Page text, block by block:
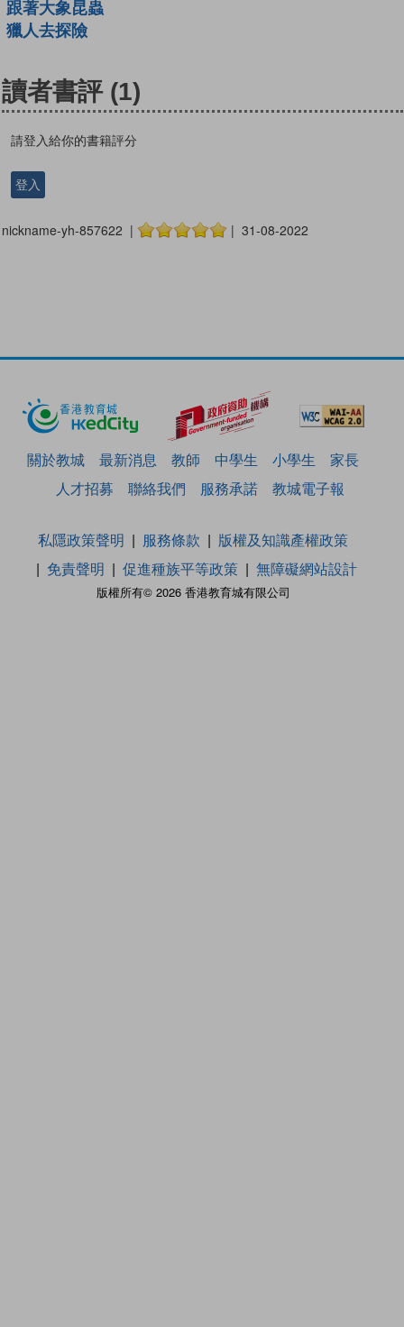
跟著大象昆蟲
獵人去探險
讀者書評 (1)
請登入給你的書籍評分
登入
nickname-yh-857622 | | 31-08-2022
關於教城 最新消息 教師 中學生 小學生
家長
人才招募
聯絡我們 服務承諾 教城電子報
版權所有© 2026 香港教育城有限公司
私隱政策聲明 服務條款
版權及知識產權政策
免責聲明
促進種族平等政策 無障礙網站設計